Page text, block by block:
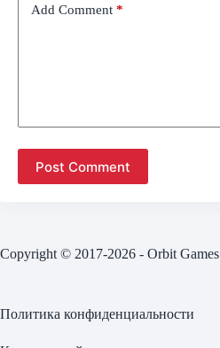
Add Comment *
Post Comment
Copyright © 2017-2026 - Orbit Games
Политика конфиденциальности